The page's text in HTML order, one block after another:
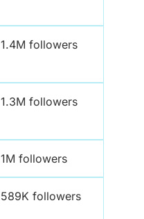
1.4M followers
1.3M followers
1M followers
589K followers